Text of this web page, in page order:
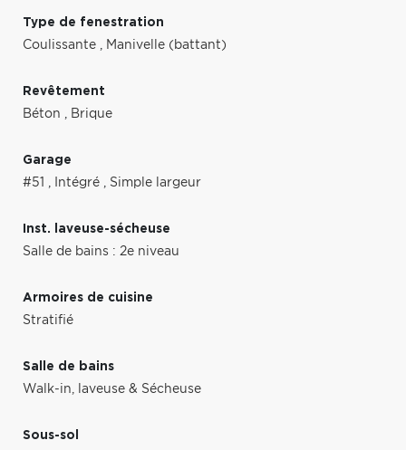
Type de fenestration
Coulissante , Manivelle (battant)
Revêtement
Béton , Brique
Garage
#51 , Intégré , Simple largeur
Inst. laveuse-sécheuse
Salle de bains : 2e niveau
Armoires de cuisine
Stratifié
Salle de bains
Walk-in, laveuse & Sécheuse
Sous-sol